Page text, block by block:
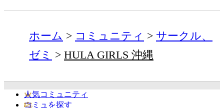
ホーム コミュニティ
サークル、
ゼミ
HULA GIRLS 沖縄
人気コミュニティ
コミュを探す